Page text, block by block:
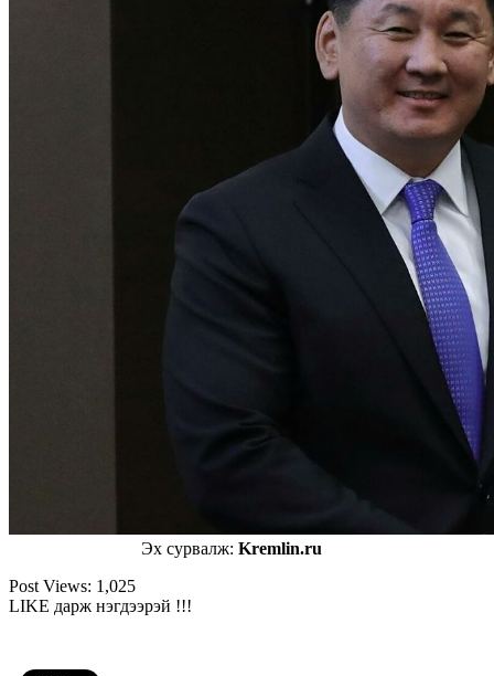
Эх сурвалж: Kremlin.ru
Post Views: 1,025
LIKE дарж нэгдээрэй !!!